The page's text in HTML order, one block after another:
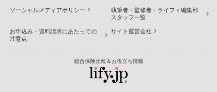
ソーシャルメディアポリシー
執筆者・監修者・ライフィ編集部
スタッフ一覧
お申込み・資料請求にあたっての
注意点
サイト運営会社
総合保険比較＆お役立ち情報